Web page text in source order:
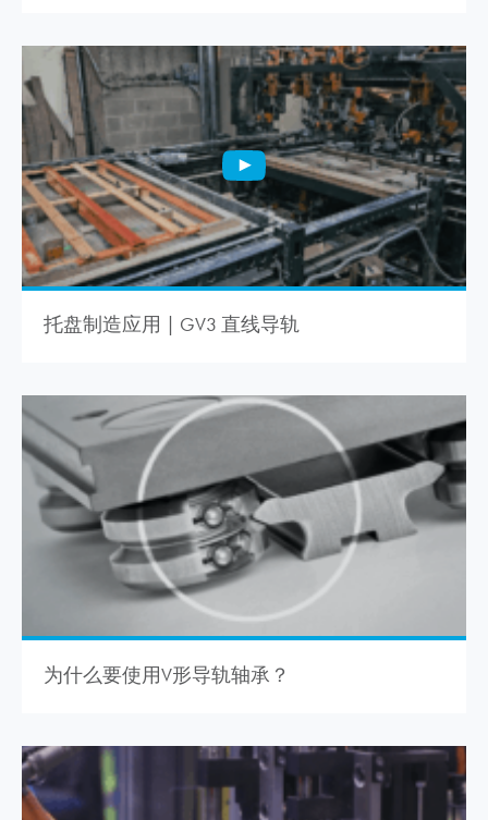
托盘制造应用 | GV3 直线导轨
为什么要使用V形导轨轴承？